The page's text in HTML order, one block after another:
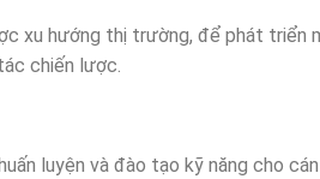
xu hướng thị trường, để phát triển
chiến lược.
luyện và đào tạo kỹ năng cho